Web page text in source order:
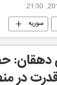
سوریه
در